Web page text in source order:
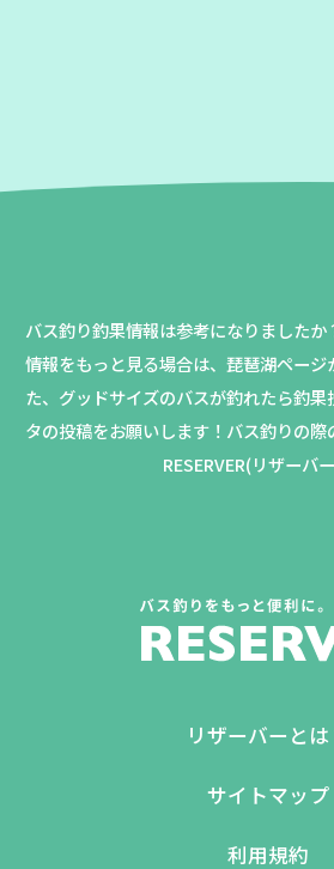
バス釣り釣果情報は参考になりましたか
情報をもっと見る場合は、琵琶湖ページ
た、グッドサイズのバスが釣れたら釣
タの投稿をお願いします！バス釣りの
RESERVER(リザーバ
リザーバーとは
サイトマップ
利用規約